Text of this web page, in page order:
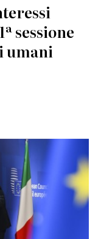
sessione
umani